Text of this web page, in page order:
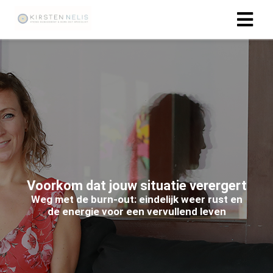
Voorkom dat jouw situatie verergert
Weg met de burn-out: eindelijk weer rust en
de energie voor een vervullend leven
policy
zijn
om
Ze
gebruikt
deze